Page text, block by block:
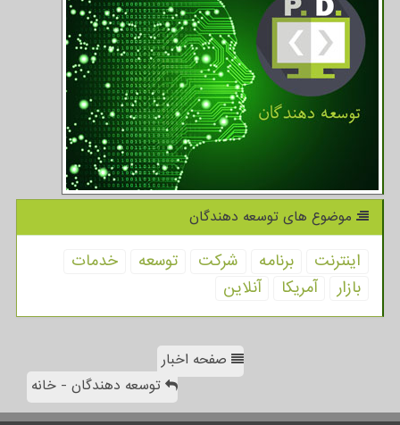
موضوع های توسعه دهندگان
اینترنت برنامه شركت توسعه
خدمات
بازار
آمریكا آنلاین
صفحه اخبار
توسعه دهندگان - خانه